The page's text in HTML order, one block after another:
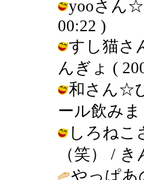
yooさん☆
00:22 )
すし猫さ
んぎょ (
和さん☆
ール飲み
しろねこ
（笑） /
やっぱあ